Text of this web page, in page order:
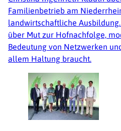
Familienbetrieb am
landwirtschaftliche
über Mut zur Hofnachfolge,
Bedeutung von Netzwerken
allem Haltung braucht.